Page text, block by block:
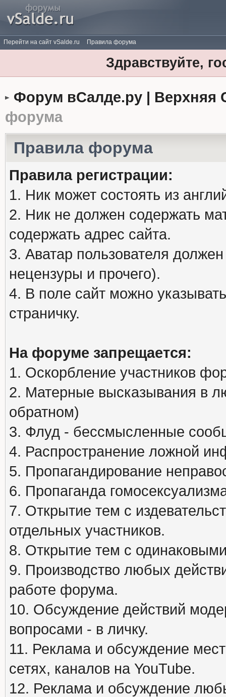
Перейти на сайт vSalde.ru Правила форума
Здравствуйте,
Форум вСалде.ру | Верхняя
форума
Правила форума
Правила регистрации:
1. Ник может состоять из
2. Ник не должен содержать
содержать адрес сайта.
3. Аватар пользователя
нецензуры и прочего).
4. В поле сайт можно
страничку.
На форуме запрещается:
1. Оскорбление участников
2. Матерные высказывания в
обратном)
3. Флуд - бессмысленные
4. Распространение ложной
5. Пропагандирование
6. Пропаганда
7. Открытие тем с
отдельных участников.
8. Открытие тем с
9. Производство любых
работе форума.
10. Обсуждение действий
вопросами - в личку.
11. Реклама и обсуждение
сетях, каналов на YouTube.
12. Реклама и обсуждение